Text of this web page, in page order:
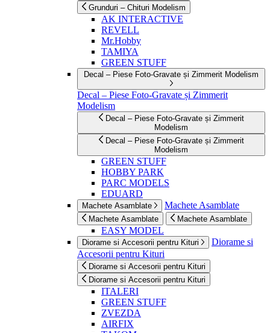
Grunduri – Chituri Modelism
AK INTERACTIVE
REVELL
Mr.Hobby
TAMIYA
GREEN STUFF
Decal – Piese Foto-Gravate și Zimmerit Modelism
Decal – Piese Foto-Gravate și Zimmerit
Modelism
Decal – Piese Foto-Gravate și Zimmerit
Modelism
Decal – Piese Foto-Gravate și Zimmerit
Modelism
GREEN STUFF
HOBBY PARK
PARC MODELS
EDUARD
Machete Asamblate Machete Asamblate
Machete Asamblate Machete Asamblate
EASY MODEL
Diorame si Accesorii pentru Kituri
Diorame si
Accesorii pentru Kituri
Diorame si Accesorii pentru Kituri
Diorame si Accesorii pentru Kituri
ITALERI
GREEN STUFF
ZVEZDA
AIRFIX